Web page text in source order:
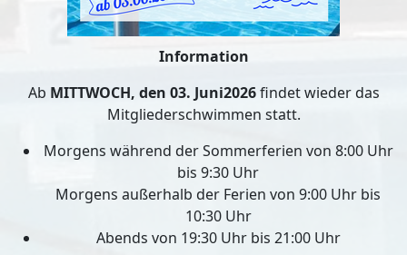
Information
Ab MITTWOCH, den 03. Juni2026findet wieder das
Mitgliederschwimmen statt.
Morgens während der Sommerferien von 8:00 Uhr
bis 9:30 Uhr
Morgens außerhalb der Ferien von 9:00 Uhr bis
10:30 Uhr
Abends von 19:30 Uhr bis 21:00 Uhr